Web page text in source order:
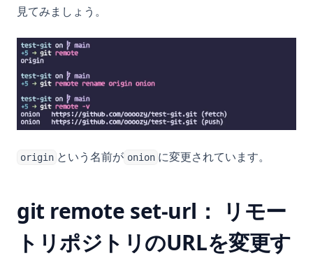
見てみましょう。
origin という名前が onion に変更されています。
git remote set-url： リモー
トリポジトリのURLを変更す